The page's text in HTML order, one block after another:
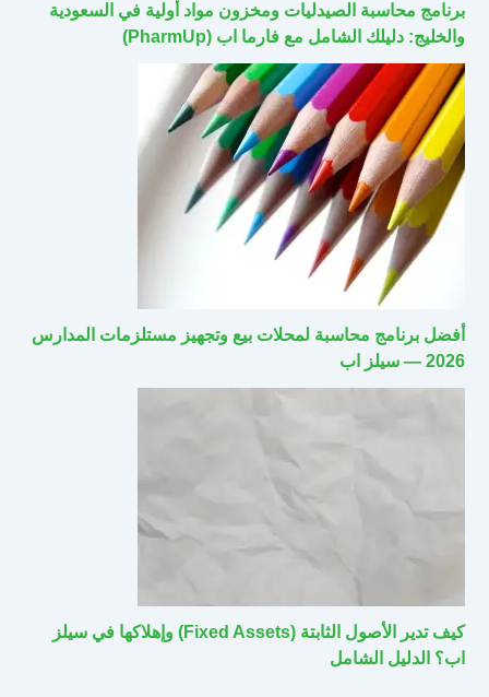
برنامج محاسبة الصيدليات ومخزون مواد أولية في السعودية
والخليج: دليلك الشامل مع فارما اب (PharmUp)
أفضل برنامج محاسبة لمحلات بيع وتجهيز مستلزمات المدارس
2026 — سيلز اب
كيف تدير الأصول الثابتة (Fixed Assets) وإهلاكها في سيلز
اب؟ الدليل الشامل